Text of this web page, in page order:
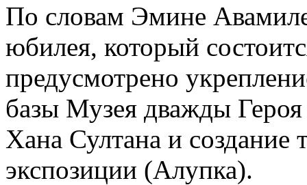
По словам Эмине
юбилея, который
предусмотрено
базы Музея дважды
Хана Султана и создание
экспозиции (Алупка).